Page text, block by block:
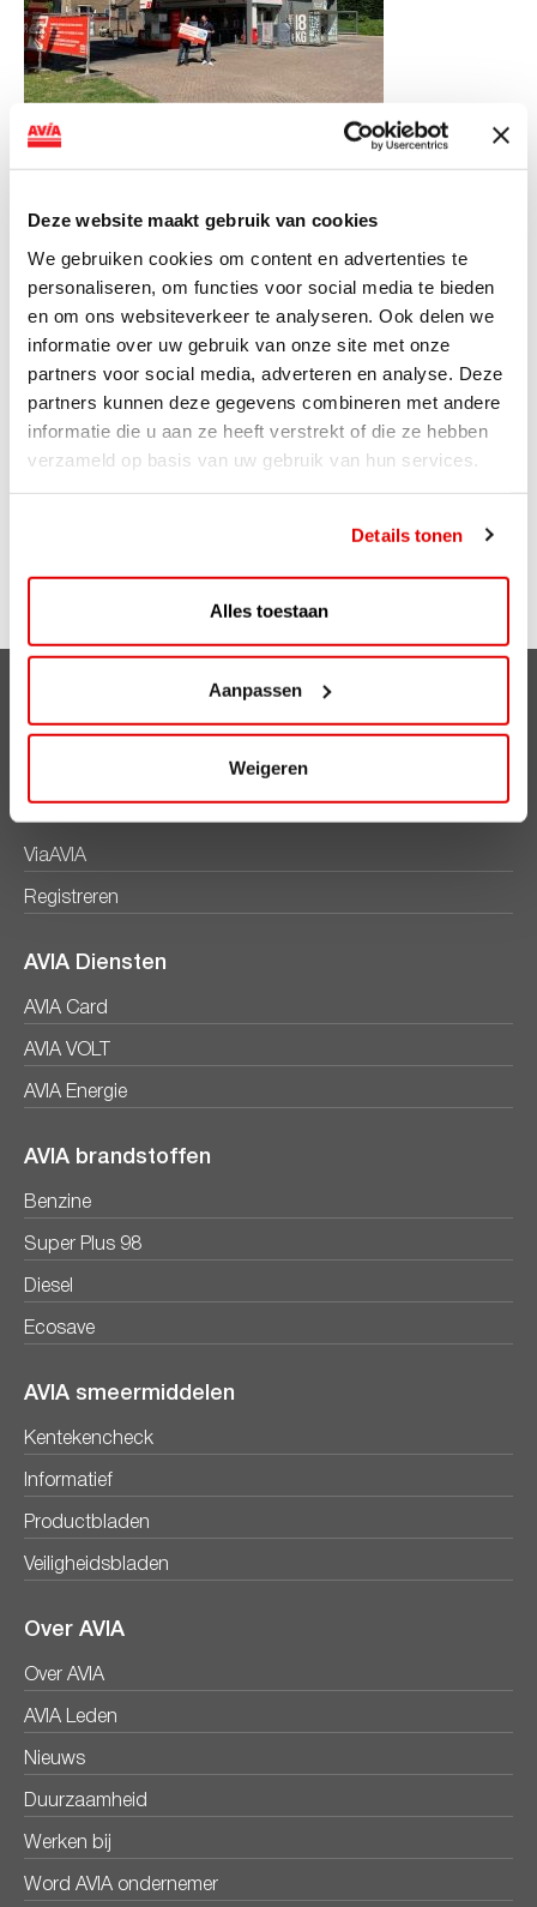
Deze website maakt gebruik van cookies
We gebruiken cookies om content en advertenties te
personaliseren, om functies voor social media te bieden
en om ons websiteverkeer te analyseren. Ook delen we
informatie over uw gebruik van onze site met onze
partners voor social media, adverteren en analyse. Deze
partners kunnen deze gegevens combineren met andere
informatie die u aan ze heeft verstrekt of die ze hebben
verzameld op basis van uw gebruik van hun services.
Details tonen
Alles toestaan
Aanpassen
Weigeren
ViaAVIA
Met ViaAVIA ben je onderweg naar leuke extra’s. En je
kunt meedoen met te gekke winacties zoals deze! Deze
maand maak je kans op een Tandemsprong. Je spaart
eenvoudig met de ViaAVIA app of spaarkaart.
Sparen gaat ongemerkt snel want je spaart bij zowel
bemande als onbemande tankstations van AVIA. Voor
iedere liter krijg je 1 punt. Ook op je aankopen in de shop
ontvang je punten. Zo is iedere bestede euro 1 punt
waard. En op je verjaardag kun je rekenen op leuke
ViaAVIA
Registreren
AVIA Diensten
AVIA Card
AVIA VOLT
AVIA Energie
AVIA brandstoffen
Benzine
Super Plus 98
Diesel
Ecosave
AVIA smeermiddelen
Kentekencheck
Informatief
Productbladen
Veiligheidsbladen
Over AVIA
Over AVIA
AVIA Leden
Nieuws
Duurzaamheid
Werken bij
Word AVIA ondernemer